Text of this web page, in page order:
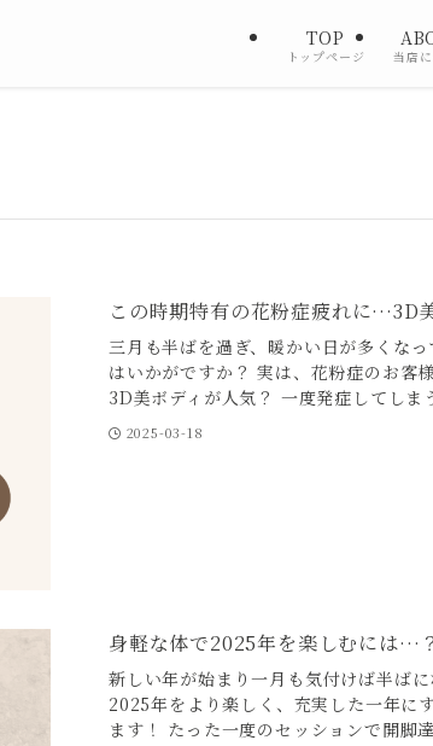
TOP
トップページ 当店
この時期特有の花粉症疲れに…3D
三月も半ばを過ぎ、暖かい日が多くな
はいかがですか？ 実は、花粉症のお客
3D美ボディが人気？ 一度発症してしま
2025-03-18
身軽な体で2025年を楽しむには…
新しい年が始まり一月も気付けば半ば
2025年をより楽しく、充実した一年に
ます！ たった一度のセッションで開脚